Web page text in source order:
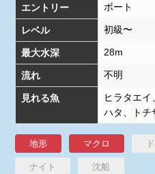
エントリー ボート
レベル 初級〜
最大水深 28m
流れ 不明
見れる魚
ヒラタエイ
ハタ、トチ
地形 マクロ
ナイト 沈船